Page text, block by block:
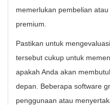
memerlukan pembelian
premium.
Pastikan untuk
tersebut cukup untuk
apakah Anda akan
depan. Beberapa software
penggunaan atau